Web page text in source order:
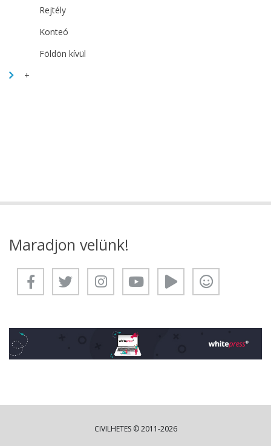
Rejtély
Konteó
Földön kívül
+
Maradjon velünk!
CIVILHETES © 2011-2026